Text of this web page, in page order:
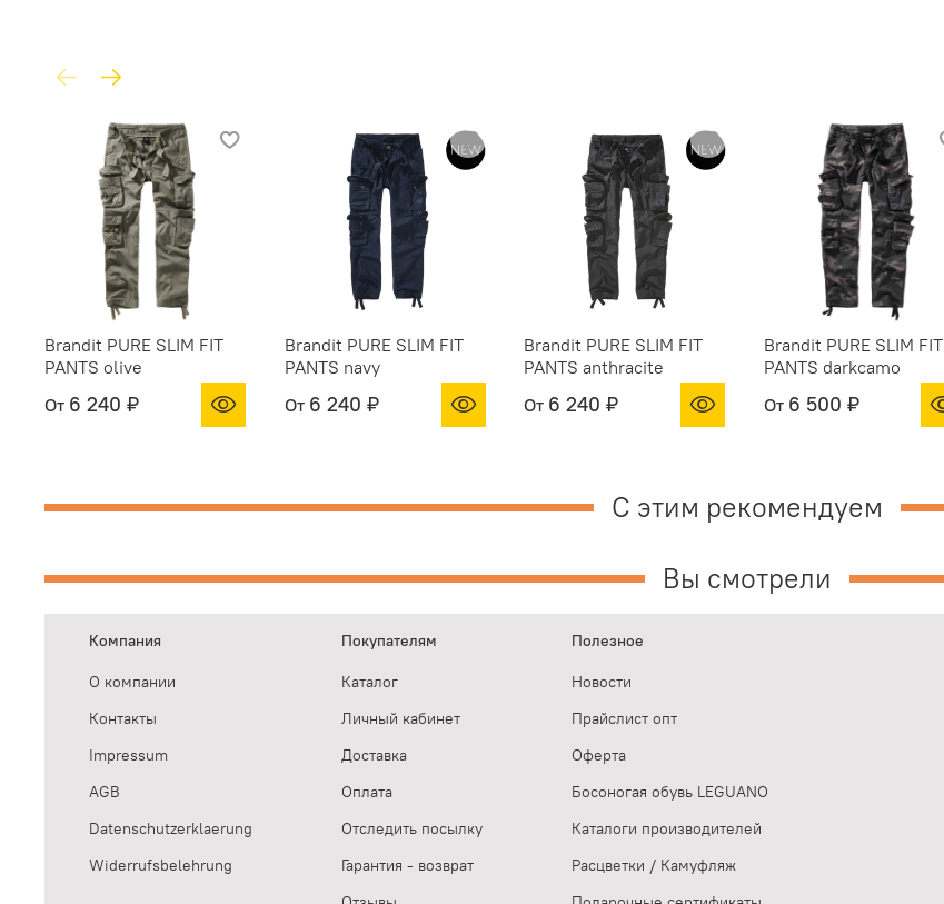
Brandit PURE SLIM FIT
PANTS olive
От 6 240 ₽
Brandit PURE SLIM FIT
PANTS navy
От 6 240 ₽
Brandit PURE SLIM FIT
PANTS anthracite
От 6 240 ₽
Brandit PURE SLIM FIT
PANTS darkcamo
От 6 500 ₽
С этим рекомендуем
Вы смотрели
Компания
О компании
Контакты
Impressum
AGB
Datenschutzerklaerung
Widerrufsbelehrung
Покупателям
Каталог
Личный кабинет
Доставка
Оплата
Отследить посылку
Гарантия - возврат
Полезное
Новости
Прайслист опт
Оферта
Босоногая обувь LEGUANO
Каталоги производителей
Расцветки / Камуфляж